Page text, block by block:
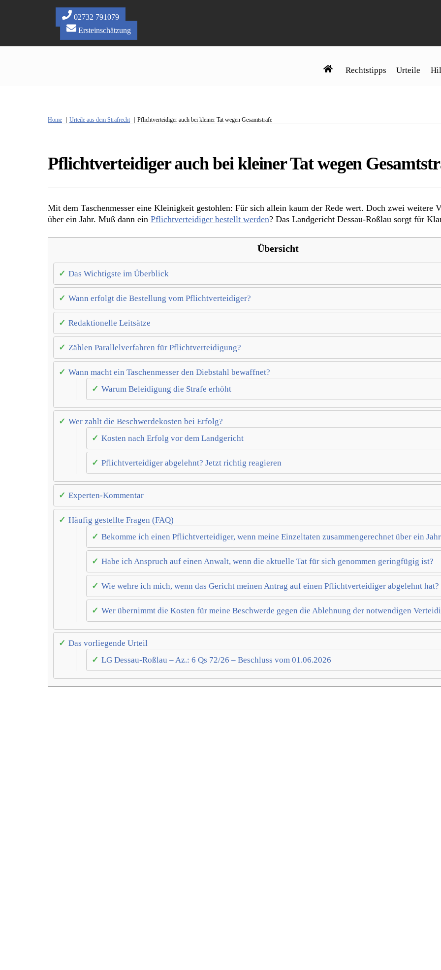
02732 791079
Ersteinschätzung
Rechtstipps Urteile
Home Urteile aus dem Strafrecht Pflichtverteidiger auch bei kleiner Tat wegen Gesamtstrafe
Pflichtverteidiger auch bei kleiner Tat wegen
Mit dem Taschenmesser eine Kleinigkeit gestohlen: Für sich allein kaum der Rede wert. Doch zwei weitere
über ein Jahr. Muß dann ein Pflichtverteidiger bestellt werden? Das Landgericht Dessau-Roßlau sorgt für
Übersicht
Das Wichtigste im Überblick
Wann erfolgt die Bestellung vom Pflichtverteidiger?
Redaktionelle Leitsätze
Zählen Parallelverfahren für Pflichtverteidigung?
Wann macht ein Taschenmesser den Diebstahl bewaffnet?
Warum Beleidigung die Strafe erhöht
Wer zahlt die Beschwerdekosten bei Erfolg?
Kosten nach Erfolg vor dem Landgericht
Pflichtverteidiger abgelehnt? Jetzt richtig reagieren
Experten-Kommentar
Häufig gestellte Fragen (FAQ)
Bekomme ich einen Pflichtverteidiger, wenn meine Einzeltaten zusammengerechnet über ein
Habe ich Anspruch auf einen Anwalt, wenn die aktuelle Tat für sich genommen geringfügig ist?
Wie wehre ich mich, wenn das Gericht meinen Antrag auf einen Pflichtverteidiger abgelehnt hat?
Wer übernimmt die Kosten für meine Beschwerde gegen die Ablehnung der notwendigen
Das vorliegende Urteil
LG Dessau-Roßlau – Az.: 6 Qs 72/26 – Beschluss vom 01.06.2026